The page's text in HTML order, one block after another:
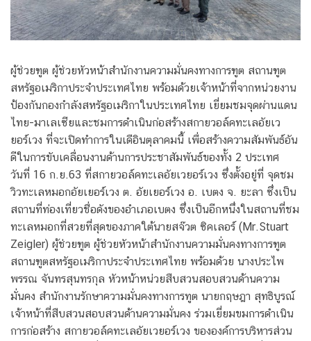
ผู้ช่วยฑูต ผู้ช่วยหัวหน้าสำนักงานความมั่นคงทางการฑูต สถานฑูต
สหรัฐอเมริกาประจำประเทศไทย พร้อมด้วยเจ้าหน้าที่จากหน่วยงาน
ป้องกันกองกำลังสหรัฐอเมริกาในประเทศไทย เยี่ยมชมจุดผ่านแดน
ไทย-มาเลเซียและชมการดำเนินก่อสร้างสกายวอล์คทะเลอัยเว
ยอร์เวง ที่จะเปิดทำการในเดือินตุลาคมนี้ เพื่อสร้างความสัมพันธ์อัน
ดีในการขับเคลื่อนงานด้านการประชาสัมพันธ์ของทั้ง 2 ประเทศ
วันที่ 16 ก.ย.63 ที่สกายวอล์คทะเลอัยเวยอร์เวง ซึ่งตั้งอยู่ที่ จุดชม
วิวทะเลหมอกอัยเยอร์เวง ต. อัยเยอร์เวง อ. เบตง จ. ยะลา ซึ่งเป็น
สถานที่ท่องเที่ยวชื่อดังของอำเภอเบตง ซึ่งเป็นอีกหนึ่งในสถานที่ชม
ทะเลหมอกที่สวยที่สุดของภาคใต้นายสจ๊วต ซิคเลอร์ (Mr.Stuart
Zeigler) ผู้ช่วยฑูต ผู้ช่วยหัวหน้าสำนักงานความมั่นคงทางการฑูต
สถานฑูตสหรัฐอเมริกาประจำประเทศไทย พร้อมด้วย นางประไพ
พรรณ จันทรสุนทรกุล หัวหน้าหน่วยสืบสวนสอบสวนด้านความ
มั่นคง สำนักงานรักษาความมั่นคงทางการทูต นายกฤษฎา สุทธิบูรณ์
เจ้าหน้าที่สืบสวนสอบสวนด้านความมั่นคง ร่วมเยี่ยมขมการดำเนิน
การก่อสร้าง สกายวอล์คทะเลอัยเวยอร์เวง ขององค์การบริหารส่วน